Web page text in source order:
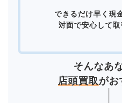
できるだけ早く現
対面で安心して取
そんなあ
店頭買取がお